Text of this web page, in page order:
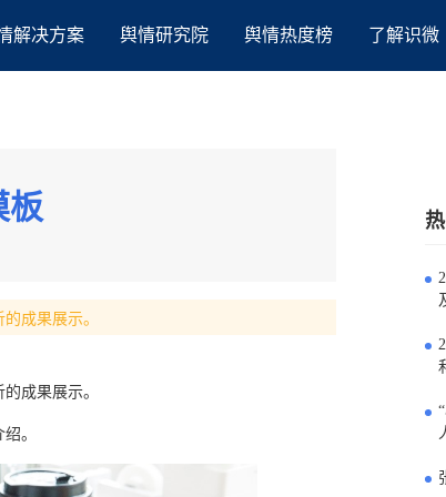
解决方案 舆情研究院 舆情热度榜 了解识微
板
成果展示。
成果展示。
。